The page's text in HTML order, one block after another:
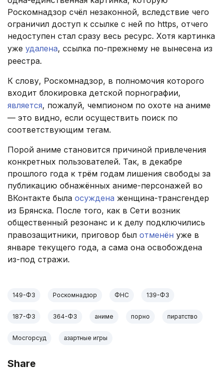
Роскомнадзор счёл незаконной, вследствие чего
ограничил доступ к ссылке с ней по https, отчего
недоступен стал сразу весь ресурс. Хотя картинка
уже удалена, ссылка по-прежнему не вынесена из
реестра.
К слову, Роскомнадзор, в полномочия которого
входит блокировка детской порнографии,
является, пожалуй, чемпионом по охоте на аниме
— это видно, если осуществить поиск по
соответствующим тегам.
Порой аниме становится причиной привлечения
конкретных пользователей. Так, в декабре
прошлого года к трём годам лишения свободы за
публикацию обнажённых аниме-персонажей во
ВКонтакте была осуждена женщина-трансгендер
из Брянска. После того, как в Сети возник
общественный резонанс и к делу подключились
правозащитники, приговор был отменён уже в
январе текущего года, а сама она освобождена
из-под стражи.
149-ФЗ Роскомнадзор ФНС 139-ФЗ
187-ФЗ 364-ФЗ аниме порно пиратство
Мосгорсуд азартные игры
Share